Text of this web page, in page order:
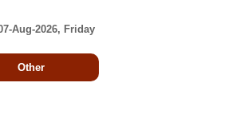
Aug-2026, Friday
Other